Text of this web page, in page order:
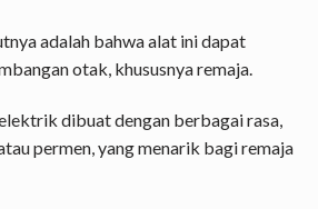
adalah bahwa alat ini dapat
otak, khususnya remaja.
dibuat dengan berbagai rasa,
permen, yang menarik bagi remaja